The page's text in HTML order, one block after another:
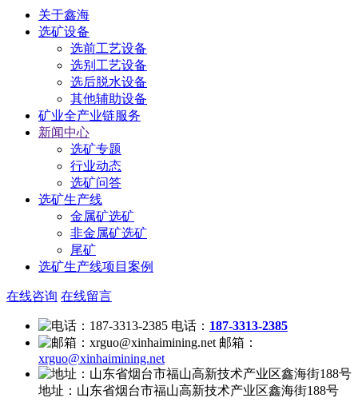
关于鑫海
选矿设备
选前工艺设备
选别工艺设备
选后脱水设备
其他辅助设备
矿业全产业链服务
新闻中心
选矿专题
行业动态
选矿问答
选矿生产线
金属矿选矿
非金属矿选矿
尾矿
选矿生产线项目案例
在线咨询 在线留言
电话： 187-3313-2385
邮箱：
xrguo@xinhaimining.net
地址： 山东省烟台市福山高新技术产业区鑫海街188号